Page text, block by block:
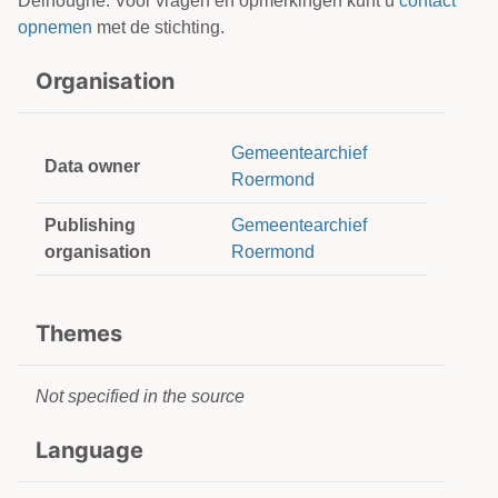
opnemen met de stichting.
Organisation
Data owner
Gemeentearchief
Roermond
Publishing
organisation
Gemeentearchief
Roermond
Themes
Not specified in the source
Language